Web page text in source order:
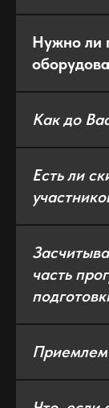
Нужно ли
Как до
Есть ли
часть
Приемлем